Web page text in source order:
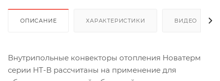
ОПИСАНИЕ ХАРАКТЕРИСТИКИ ВИДЕО (6)
Внутрипольные конвекторы отопления Новатерм
серии НТ-В рассчитаны на применение для